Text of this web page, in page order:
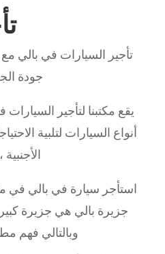
جودة
يقع مكتبنا لتأجير
أنواع السيارات لتلبية
استأجر سيارة في بالي في
جزيرة بالي هي جزيرة
وبالتالي فهم